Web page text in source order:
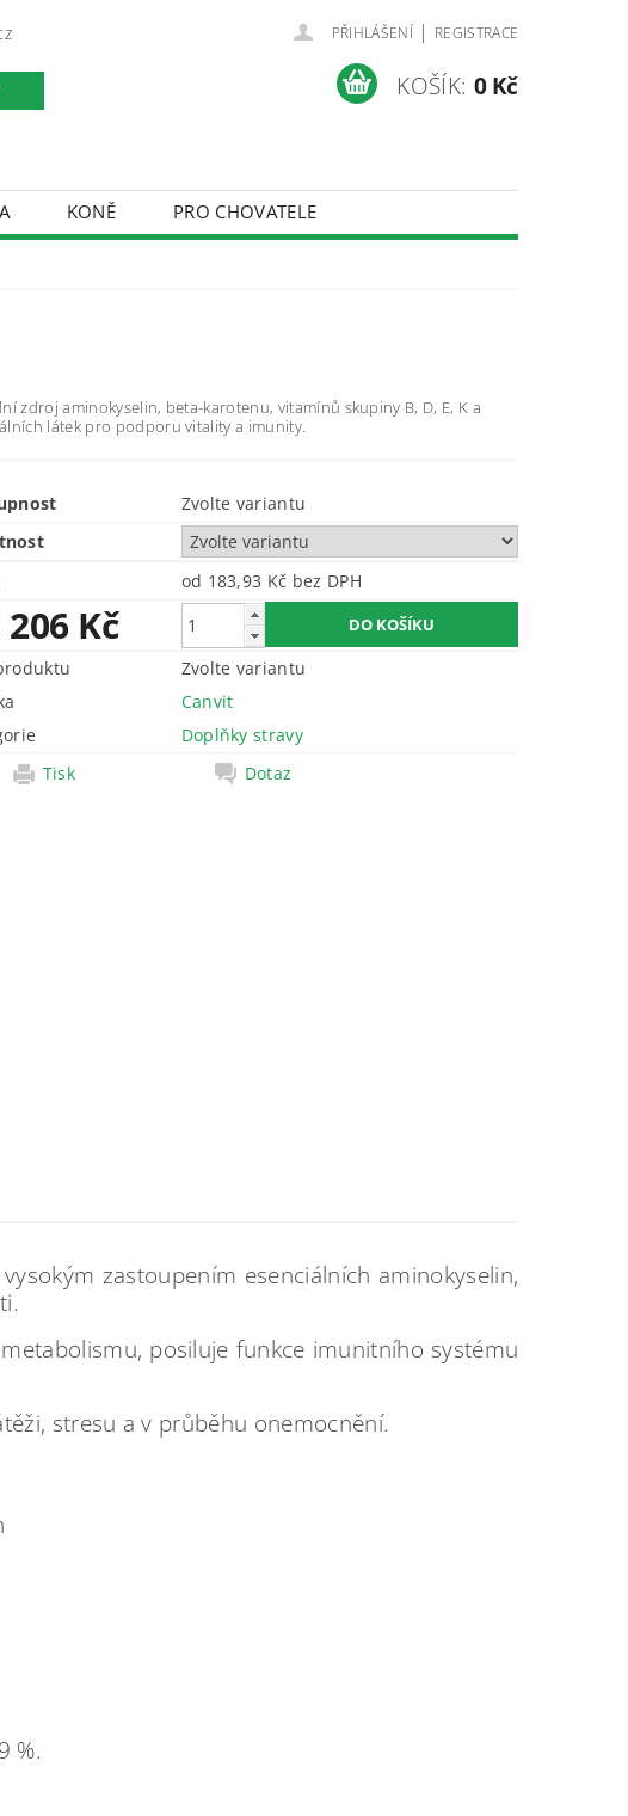
PŘIHLÁŠENÍ | REGISTRACE
KOŠÍK: 0 Kč
KONĚ
PRO CHOVATELE
zdroj aminokyselin, beta-karotenu, vitamínů skupiny B, D, E, K a
látek pro podporu vitality a imunity.
Zvolte variantu
od 183,93 Kč bez DPH
Kč
Zvolte variantu
Canvit
Doplňky stravy
Tisk
Dotaz
zastoupením esenciálních aminokyselin,
posiluje funkce imunitního systému
stresu a v průběhu onemocnění.
%.